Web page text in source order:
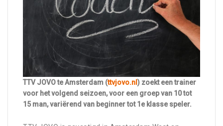
TTV JOVO te Amsterdam (ttvjovo.nl ) zoekt een trainer
voor het volgend seizoen, voor een groep van 10 tot
15 man, variërend van beginner tot 1e klasse speler.